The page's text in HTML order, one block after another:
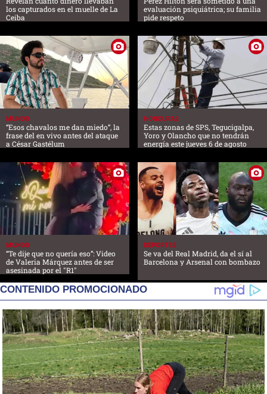
los capturados en el muelle de La
Ceiba
evaluación psiquiátrica; su familia
pide respeto
MUNDO
“Esos chavalos me dan miedo”, la
frase del en vivo antes del ataque
a César Gastélum
HONDURAS
Estas zonas de SPS, Tegucigalpa,
Yoro y Olancho que no tendrán
energía este jueves 6 de agosto
MUNDO
“Te dije que no quería eso”: Video
de Valeria Márquez antes de ser
asesinada por el "R1"
DEPORTES
Se va del Real Madrid, da el sí al
Barcelona y Arsenal con bombazo
CONTENIDO PROMOCIONADO